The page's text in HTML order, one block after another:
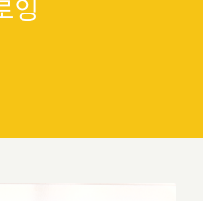
잉